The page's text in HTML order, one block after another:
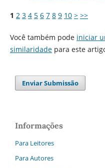
1 2 3 4 5 6 7 8 9 10 > >>
Você também pode iniciar
similaridadepara este
Enviar Submissão
Informações
Para Leitores
Para Autores